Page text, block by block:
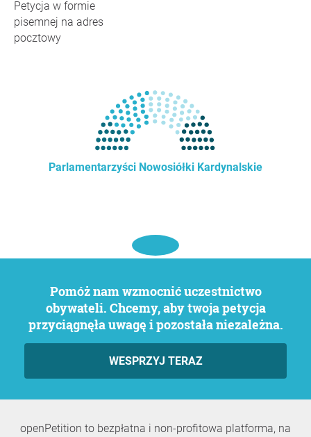
Petycja w formie
pisemnej na adres
pocztowy
Parlamentarzyści Nowosiółki Kardynalskie
Pomóż nam wzmocnić uczestnictwo
obywateli. Chcemy, aby twoja petycja
przyciągnęła uwagę i pozostała niezależna.
WESPRZYJ TERAZ
openPetition to bezpłatna i non-profitowa platforma, na